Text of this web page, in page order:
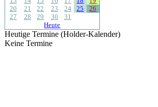
20
21 22 23 24 25
26
27
28 29 30
31
Heute
Heutige Termine (Holder-Kalender)
Keine Termine